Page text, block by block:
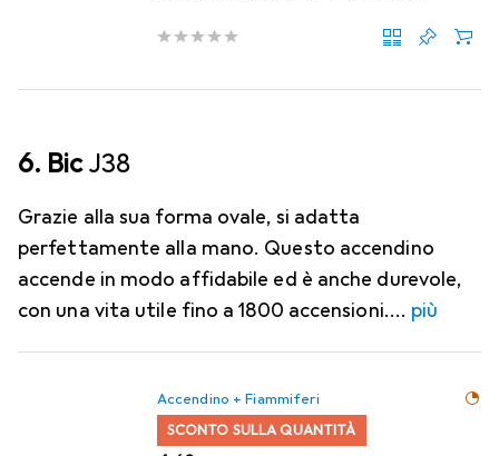
6. BicJ38
Grazie alla sua forma ovale, si adatta
perfettamente alla mano. Questo accendino
accende in modo affidabile ed è anche durevole,
con una vita utile fino a 1800 accensioni.
più
Accendino + Fiammiferi
SCONTO SULLA QUANTITÀ